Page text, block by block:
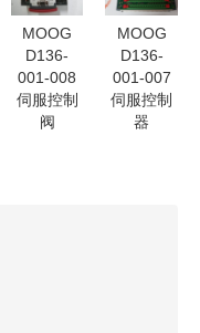
MOOG
D136-
001-008
伺服控制
阀
MOOG
D136-
001-007
伺服控制
器